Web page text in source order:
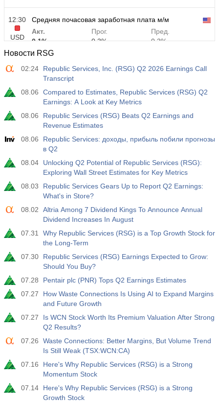
12:30
USD
Средняя почасовая заработная плата м/м
Акт.
0.1%
Прог.
0.3%
Пред.
0.3%
12:30
Средняя почасовая заработная плата г/г
Акт.
12:30
несельскохозяйственном секторе
Акт.
30 тыс
Прог.
40 тыс
30 тыс
12:30
USD
Уровень безработицы U6
Акт.
7.9%
Прог.
7.9%
Пред.
7.9%
17:00
USD
Число нефтяных буровых установок от Baker
Hughes
Акт.
Прог.
Пред.
451
17:00
USD
Общее число буровых установок в США от Baker
Hughes
Акт.
Прог.
Пред.
588
19:00
Потребительское кредитование от ФРС м/м
Акт.
$​11.44 млрд
$​-0.18 млрд
19:30
Чистый объем спекулятивных позиций по золоту от
182.1 тыс
Новости RSG
02:24
Republic Services, Inc. (RSG) Q2 2026 Earnings Call
Transcript
08.06
Compared to Estimates, Republic Services (RSG) Q2
Earnings: A Look at Key Metrics
08.06
Republic Services (RSG) Beats Q2 Earnings and
Revenue Estimates
08.06
Republic Services: доходы, прибыль побили прогнозы
в Q2
08.04
Unlocking Q2 Potential of Republic Services (RSG):
Exploring Wall Street Estimates for Key Metrics
08.03
Republic Services Gears Up to Report Q2 Earnings:
What's in Store?
08.02
Altria Among 7 Dividend Kings To Announce Annual
Dividend Increases In August
07.31
Why Republic Services (RSG) is a Top Growth Stock for
the Long-Term
07.30
Republic Services (RSG) Earnings Expected to Grow:
Should You Buy?
07.28
Pentair plc (PNR) Tops Q2 Earnings Estimates
07.27
How Waste Connections Is Using AI to Expand Margins
and Future Growth
07.27
Is WCN Stock Worth Its Premium Valuation After Strong
Q2 Results?
07.26
Waste Connections: Better Margins, But Volume Trend
Is Still Weak (TSX:WCN:CA)
07.16
Here's Why Republic Services (RSG) is a Strong
Momentum Stock
07.14
Here's Why Republic Services (RSG) is a Strong
Growth Stock